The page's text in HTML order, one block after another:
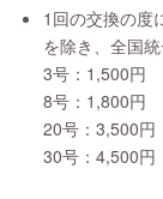
1回の交換の度
を除き、全国統
3号：1,500円
8号：1,800円
20号：3,500円
30号：4,500円